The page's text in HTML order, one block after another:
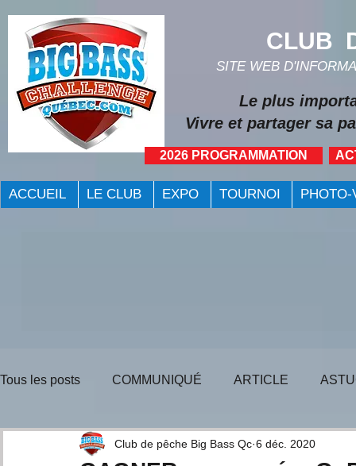
CLUB
SITE WEB
Vivre et partager sa
2026 PROGRAMMATION
Le plus
ACCUEIL LE CLUB EXPO TOURNOI PHOTO-
Tous les posts COMMUNIQUÉ ARTICLE
BULLETIN-INFO TIRAGE-GAGNANT
Club de pêche Big Bass Qc 6 déc. 2020